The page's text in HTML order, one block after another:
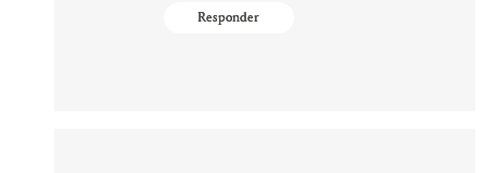
Responder